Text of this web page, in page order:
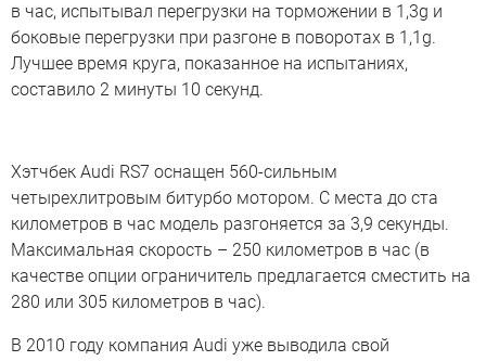
в час, испытывал перегрузки на торможении в 1,3g и
боковые перегрузки при разгоне в поворотах в 1,1g.
Лучшее время круга, показанное на испытаниях,
составило 2 минуты 10 секунд.
Хэтчбек Audi RS7 оснащен 560-сильным
четырехлитровым битурбо мотором. С места до ста
километров в час модель разгоняется за 3,9 секунды.
Максимальная скорость – 250 километров в час (в
качестве опции ограничитель предлагается сместить на
280 или 305 километров в час).
В 2010 году компания Audi уже выводила свой